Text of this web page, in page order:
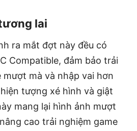
lai
ra mắt đợt này đều có
Compatible, đảm bảo trải
mượt mà và nhập vai hơn
tượng xé hình và giật
mang lại hình ảnh mượt
cao trải nghiệm game